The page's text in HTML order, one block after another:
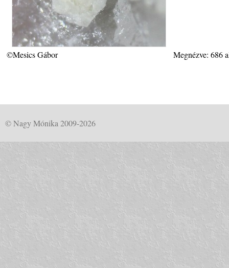
©Mesics Gábor Megnézve: 686
© Nagy Mónika 2009-2026